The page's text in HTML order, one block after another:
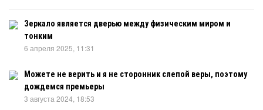
Зеркало является дверью между физическим миром и
тонким
6 апреля 2025, 11:31
Можете не верить и я не сторонник слепой веры, поэтому
дождемся премьеры
3 августа 2024, 18:53